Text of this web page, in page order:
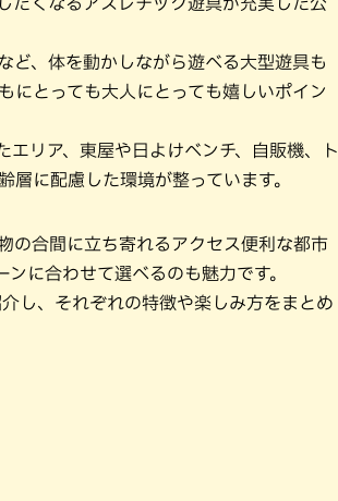
たくなるアスレチック遊具が充実した公
ど、体を動かしながら遊べる大型遊具も
にとっても大人にとっても嬉しいポイン
リア、東屋や日よけベンチ、自販機、ト
に配慮した環境が整っています。
の合間に立ち寄れるアクセス便利な都市
に合わせて選べるのも魅力です。
し、それぞれの特徴や楽しみ方をまとめ